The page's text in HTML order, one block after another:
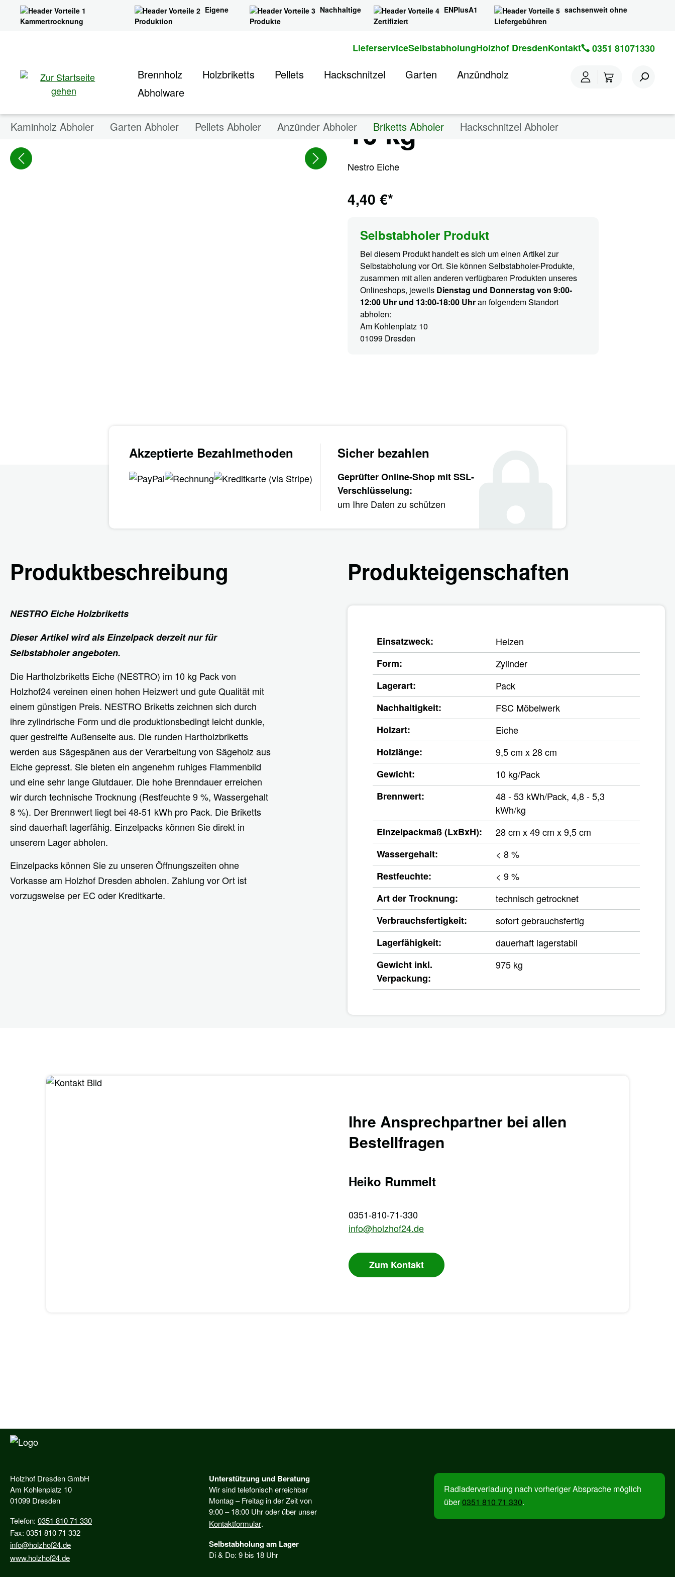
Zur Suche springen
Kammertrocknung
Eigene
Produktion
Nachhaltige
Produkte
ENPlusA1
Zertifiziert
sachsenweit ohne
Liefergebühren
LieferserviceSelbstabholungHolzhof DresdenKontakt 0351 81071330
Brennholz Holzbriketts Pellets Hackschnitzel Garten
Anzündholz
Abholware
Kaminholz Abholer Garten Abholer Pellets Abholer Anzünder Abholer Briketts Abholer Hackschnitzel Abholer
Home Abholware Briketts Abholer
NESTRO
10 kg
Nestro Eiche
4,40 €*
Selbstabholer Produkt
Bei diesem Produkt handelt es sich um einen Artikel zur
Selbstabholung vor Ort. Sie können Selbstabholer-Produkte,
zusammen mit allen anderen verfügbaren Produkten unseres
Onlineshops, jeweils Dienstag und Donnerstag von 9:00-
12:00 Uhr und 13:00-18:00 Uhran folgendem Standort
abholen:
Am Kohlenplatz 10
01099 Dresden
Akzeptierte Bezahlmethoden Sicher bezahlen
Geprüfter Online-Shop mit SSL-
Verschlüsselung:
um Ihre Daten zu schützen
Produktbeschreibung
NESTRO Eiche Holzbriketts
Dieser Artikel wird als Einzelpack derzeit nur für
Selbstabholer angeboten.
Die Hartholzbriketts Eiche (NESTRO) im 10 kg Pack von
Holzhof24 vereinen einen hohen Heizwert und gute Qualität mit
einem günstigen Preis. NESTRO Briketts zeichnen sich durch
ihre zylindrische Form und die produktionsbedingt leicht dunkle,
quer gestreifte Außenseite aus. Die runden Hartholzbriketts
werden aus Sägespänen aus der Verarbeitung von Sägeholz aus
Eiche gepresst. Sie bieten ein angenehm ruhiges Flammenbild
und eine sehr lange Glutdauer. Die hohe Brenndauer erreichen
wir durch technische Trocknung (Restfeuchte 9 %, Wassergehalt
8 %). Der Brennwert liegt bei 48-51 kWh pro Pack. Die Briketts
sind dauerhaft lagerfähig. Einzelpacks können Sie direkt in
unserem Lager abholen.
Einzelpacks können Sie zu unseren Öffnungszeiten ohne
Vorkasse am Holzhof Dresden abholen. Zahlung vor Ort ist
vorzugsweise per EC oder Kreditkarte.
Produkteigenschaften
Einsatzweck:
Heizen
Form:
Zylinder
Lagerart:
Pack
Nachhaltigkeit:
FSC Möbelwerk
Holzart:
Eiche
Holzlänge:
9,5 cm x 28 cm
Gewicht:
10 kg/Pack
Brennwert:
48 - 53 kWh/Pack, 4,8 - 5,3
kWh/kg
Einzelpackmaß (LxBxH):
28 cm x 49 cm x 9,5 cm
Wassergehalt:
< 8 %
Restfeuchte:
< 9 %
Art der Trocknung:
technisch getrocknet
Verbrauchsfertigkeit:
sofort gebrauchsfertig
Lagerfähigkeit:
dauerhaft lagerstabil
Gewicht inkl.
Verpackung:
975 kg
Ihre Ansprechpartner bei allen
Bestellfragen
Heiko Rummelt
0351-810-71-330
info@holzhof24.de
Zum Kontakt
Holzhof Dresden GmbH
Am Kohlenplatz 10
01099 Dresden
Telefon: 0351 810 71 330
Fax: 0351 810 71 332
info@holzhof24.de
www.holzhof24.de
Unterstützung und Beratung
Wir sind telefonisch erreichbar
Montag – Freitag in der Zeit von
9:00 – 18:00 Uhr oder über unser
Kontaktformular.
Selbstabholung am Lager
Di & Do: 9 bis 18 Uhr
Radladerverladung nach vorheriger Absprache möglich
über0351 810 71 330.